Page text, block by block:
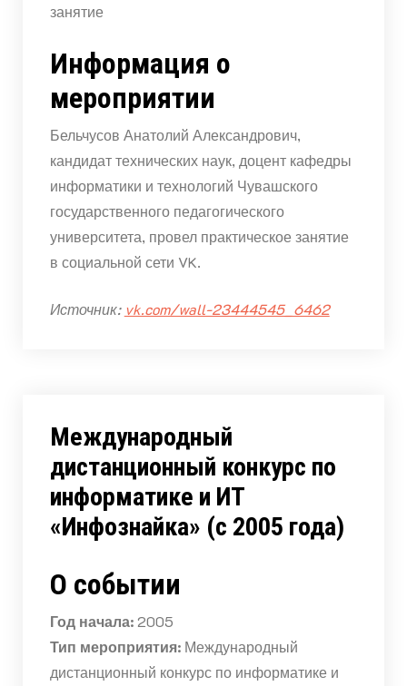
занятие
Информация о
мероприятии
Бельчусов Анатолий Александрович,
кандидат технических наук, доцент кафедры
информатики и технологий Чувашского
государственного педагогического
университета, провел практическое занятие
в социальной сети VK.
Источник: vk.com/wall-23444545_6462
Международный
дистанционный конкурс по
информатике и ИТ
«Инфознайка» (с 2005 года)
О событии
Год начала:2005
Тип мероприятия:Международный
дистанционный конкурс по информатике и